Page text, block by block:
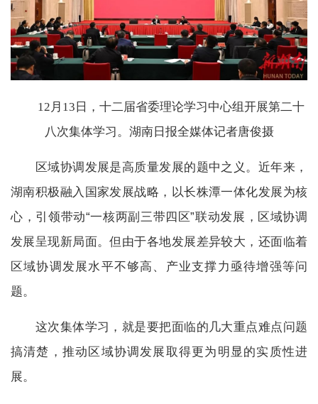
12月13日，十二届省委理论学习中心组开展第二十
八次集体学习。湖南日报全媒体记者唐俊摄
区域协调发展是高质量发展的题中之义。近年来，
湖南积极融入国家发展战略，以长株潭一体化发展为核
心，引领带动“一核两副三带四区”联动发展，区域协调
发展呈现新局面。但由于各地发展差异较大，还面临着
区域协调发展水平不够高、产业支撑力亟待增强等问
题。
这次集体学习，就是要把面临的几大重点难点问题
搞清楚，推动区域协调发展取得更为明显的实质性进
展。